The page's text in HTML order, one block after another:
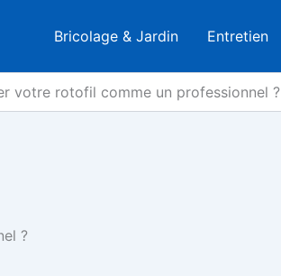
Bricolage & Jardin Entretien
votre rotofil comme un professionnel ?
?